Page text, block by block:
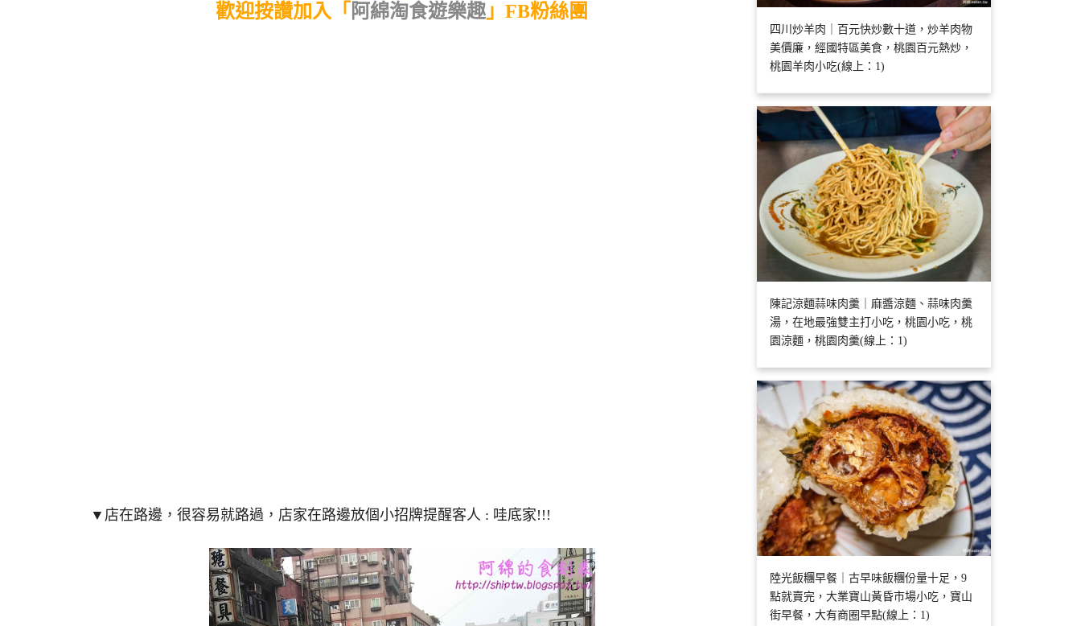
歡迎按讚加入「 阿綿淘食遊樂趣 」FB粉絲團
▼店在路邊，很容易就路過，店家在路邊放個小招牌提醒客人 : 哇底家!!!
四川炒羊肉｜百元快炒數十道，炒羊肉物
美價廉，經國特區美食，桃園百元熱炒，
桃園羊肉小吃(線上：1)
陳記涼麵蒜味肉羹｜麻醬涼麵、蒜味肉羹
湯，在地最強雙主打小吃，桃園小吃，桃
園涼麵，桃園肉羹(線上：1)
陸光飯糰早餐｜古早味飯糰份量十足，9
點就賣完，大業寶山黃昏市場小吃，寶山
街早餐，大有商圈早點(線上：1)